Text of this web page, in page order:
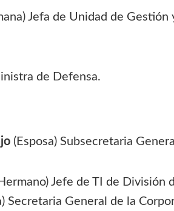
Jefa de Unidad de
de Defensa.
(Esposa) Subsecretaria
Jefe de TI de División
Secretaria General de la